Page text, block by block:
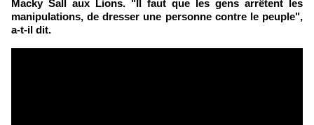
Macky Sall aux Lions. "Il faut que les gens arrêtent les
manipulations, de dresser une personne contre le peuple",
a-t-il dit.